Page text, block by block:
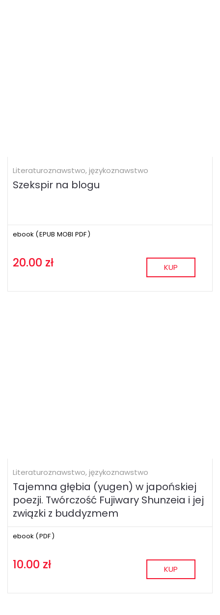
Literaturoznawstwo, językoznawstwo
Szekspir na blogu
ebook (EPUB MOBI PDF)
20.00 zł KUP
Literaturoznawstwo, językoznawstwo
Tajemna głębia (yugen) w japońskiej
poezji. Twórczość Fujiwary Shunzeia i jej
związki z buddyzmem
ebook (PDF)
10.00 zł KUP